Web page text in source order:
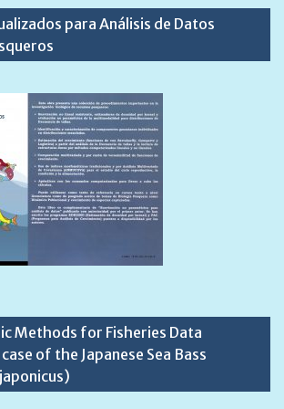
para Análisis de Datos
Methods for Fisheries Data
of the Japanese Sea Bass